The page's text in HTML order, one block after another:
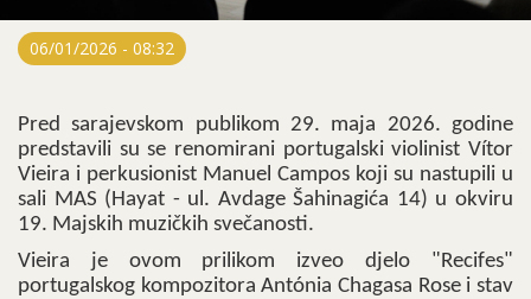
06/01/2026 - 08:32
Pred sarajevskom publikom 29. maja 2026. godine
predstavili su se renomirani portugalski violinist Vítor
Vieira i perkusionist Manuel Campos koji su nastupili u
sali MAS (Hayat - ul. Avdage Šahinagića 14) u okviru
19. Majskih muzičkih svečanosti.
Vieira je ovom prilikom izveo djelo "Recifes"
portugalskog kompozitora Antónia Chagasa Rose i stav